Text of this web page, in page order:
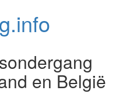
info
en België